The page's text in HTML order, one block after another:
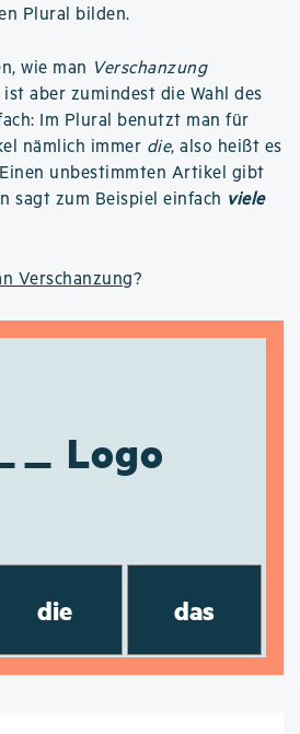
Plural bilden.
wie man Verschanzung
aber zumindest die Wahl des
Im Plural benutzt man für
nämlich immer die, also heißt es
unbestimmten Artikel gibt
sagt zum Beispiel einfach viele
Verschanzung?
Logo
die das